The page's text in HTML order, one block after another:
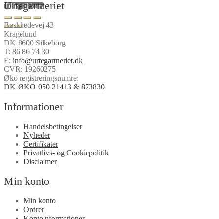
Urtegartneriet
Buskhedevej 43
Kragelund
DK-8600 Silkeborg
T: 86 86 74 30
E: info@urtegartneriet.dk
CVR: 19260275
Øko registreringsnumre:
DK-ØKO-050 21413 & 873830
Informationer
Handelsbetingelser
Nyheder
Certifikater
Privatlivs- og Cookiepolitik
Disclaimer
Min konto
Min konto
Ordrer
Tilføj til kurv